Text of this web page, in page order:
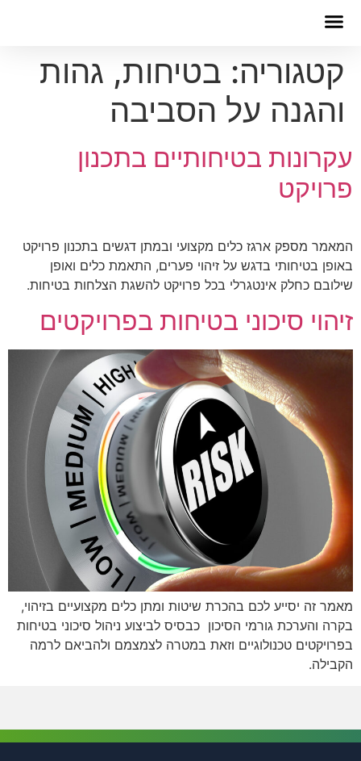
קטגוריה: בטיחות, גהות
והגנה על הסביבה
עקרונות בטיחותיים בתכנון
פרויקט
המאמר מספק ארגז כלים מקצועי ובמתן דגשים בתכנון פרויקט
באופן בטיחותי בדגש על זיהוי פערים, התאמת כלים ואופן
שילובם כחלק אינטגרלי בכל פרויקט להשגת הצלחות בטיחות.
זיהוי סיכוני בטיחות בפרויקטים
מאמר זה יסייע לכם בהכרת שיטות ומתן כלים מקצועיים בזיהוי,
בקרה והערכת גורמי הסיכון כבסיס לביצוע ניהול סיכוני בטיחות
בפרויקטים טכנולוגיים וזאת במטרה לצמצמם ולהביאם לרמה
הקבילה.